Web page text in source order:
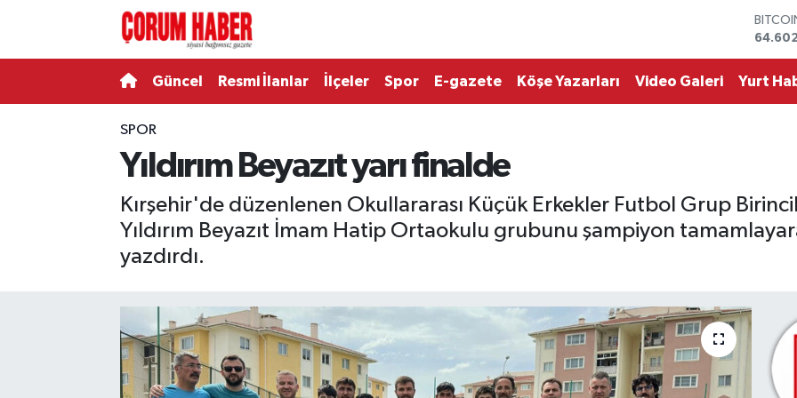
DOLAR
13.768
Güncel Resmi İlanlar İlçeler Spor E-gazete Köşe Yazarları Video Galeri Yurt
SPOR
Yıldırım Beyazıt yarı finalde
Kırşehir'de düzenlenen Okullararası Küçük Erkekler Futbol Grup
Yıldırım Beyazıt İmam Hatip Ortaokulu grubunu şampiyon
yazdırdı.
Resmi İlanlar
Çorum Namaz Vakitleri
Trafik Durumu
Süper Lig Puan Durumu ve Fikstür
Son Dakika Haberleri
Haber Arşivi